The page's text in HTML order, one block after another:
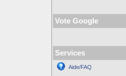
Vote Google
Services
Aide/FAQ